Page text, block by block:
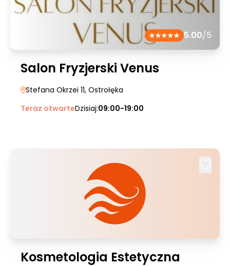
5.00/5
Salon Fryzjerski Venus
Stefana Okrzei 11, Ostrołęka
Teraz otwarteDzisiaj:09:00-19:00
Kosmetologia Estetyczna